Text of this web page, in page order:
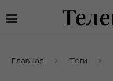
Главная Теги